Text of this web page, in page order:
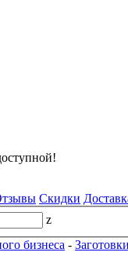
Скидки
z
бизнеса - Заготовки